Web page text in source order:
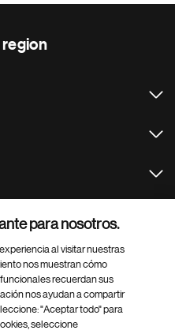
region
para nosotros.
al visitar nuestras
nos muestran cómo
recuerdan sus
nos ayudan a compartir
"Aceptar todo" para
seleccione